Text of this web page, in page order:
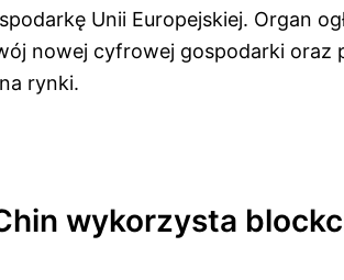
Unii Europejskiej. Organ
nowej cyfrowej gospodarki oraz
rynki.
wykorzysta